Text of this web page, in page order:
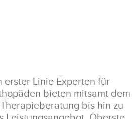
erster Linie Experten für
bieten mitsamt dem
bis hin zu